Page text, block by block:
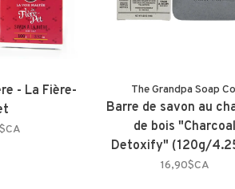
- La Fière-
The Grandpa Soap
Barre de savon au
de bois "Charcoal
Detoxify" (120g/
16,90$CA